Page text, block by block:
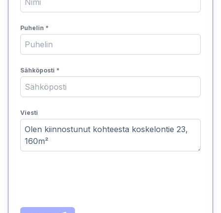
Puhelin *
Sähköposti *
Viesti